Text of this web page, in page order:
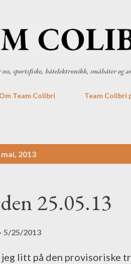
oss, sportsfiske, båtelektronikk, småbåter og
Om Team Colibri Team Colibri
2013
25.05.13
5/25/2013
jeg litt på den provisoriske